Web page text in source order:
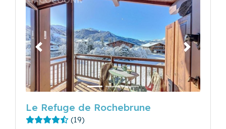
Précédent Suivant
Le Refuge de Rochebrune
(19)